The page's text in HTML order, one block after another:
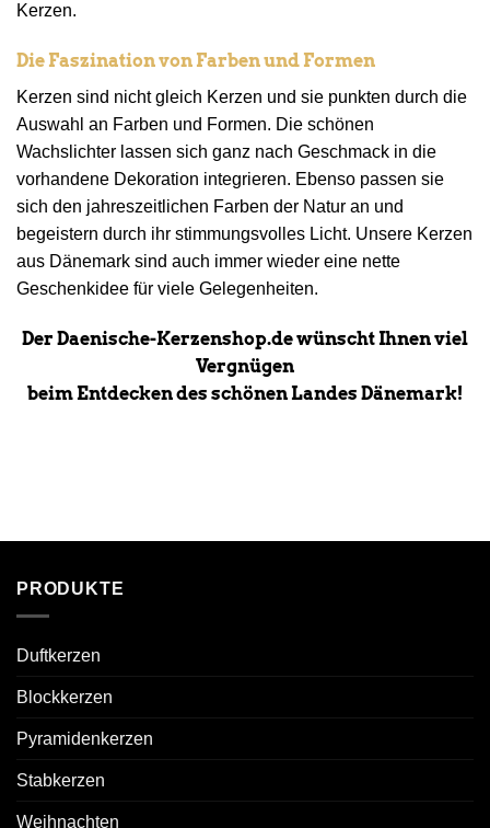
Kerzen.
Die Faszination von Farben und Formen
Kerzen sind nicht gleich Kerzen und sie punkten durch die
Auswahl an Farben und Formen. Die schönen
Wachslichter lassen sich ganz nach Geschmack in die
vorhandene Dekoration integrieren. Ebenso passen sie
sich den jahreszeitlichen Farben der Natur an und
begeistern durch ihr stimmungsvolles Licht. Unsere Kerzen
aus Dänemark sind auch immer wieder eine nette
Geschenkidee für viele Gelegenheiten.
Der Daenische-Kerzenshop.de wünscht Ihnen viel
Vergnügen
beim Entdecken des schönen Landes Dänemark!
PRODUKTE
Duftkerzen
Blockkerzen
Pyramidenkerzen
Stabkerzen
Weihnachten